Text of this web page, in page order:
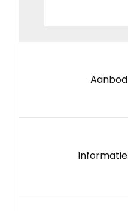
Aanbod
Informatie